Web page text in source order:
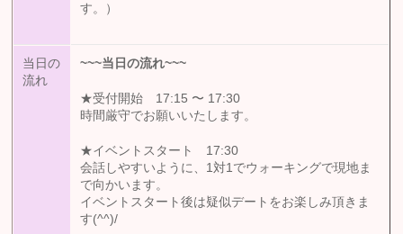
す。）
当日の
流れ
~~~当日の流れ~~~
★受付開始 17:15 〜 17:30
時間厳守でお願いいたします。
★イベントスタート 17:30
会話しやすいように、1対1でウォーキングで現地ま
で向かいます。
イベントスタート後は疑似デートをお楽しみ頂きま
す(^^)/